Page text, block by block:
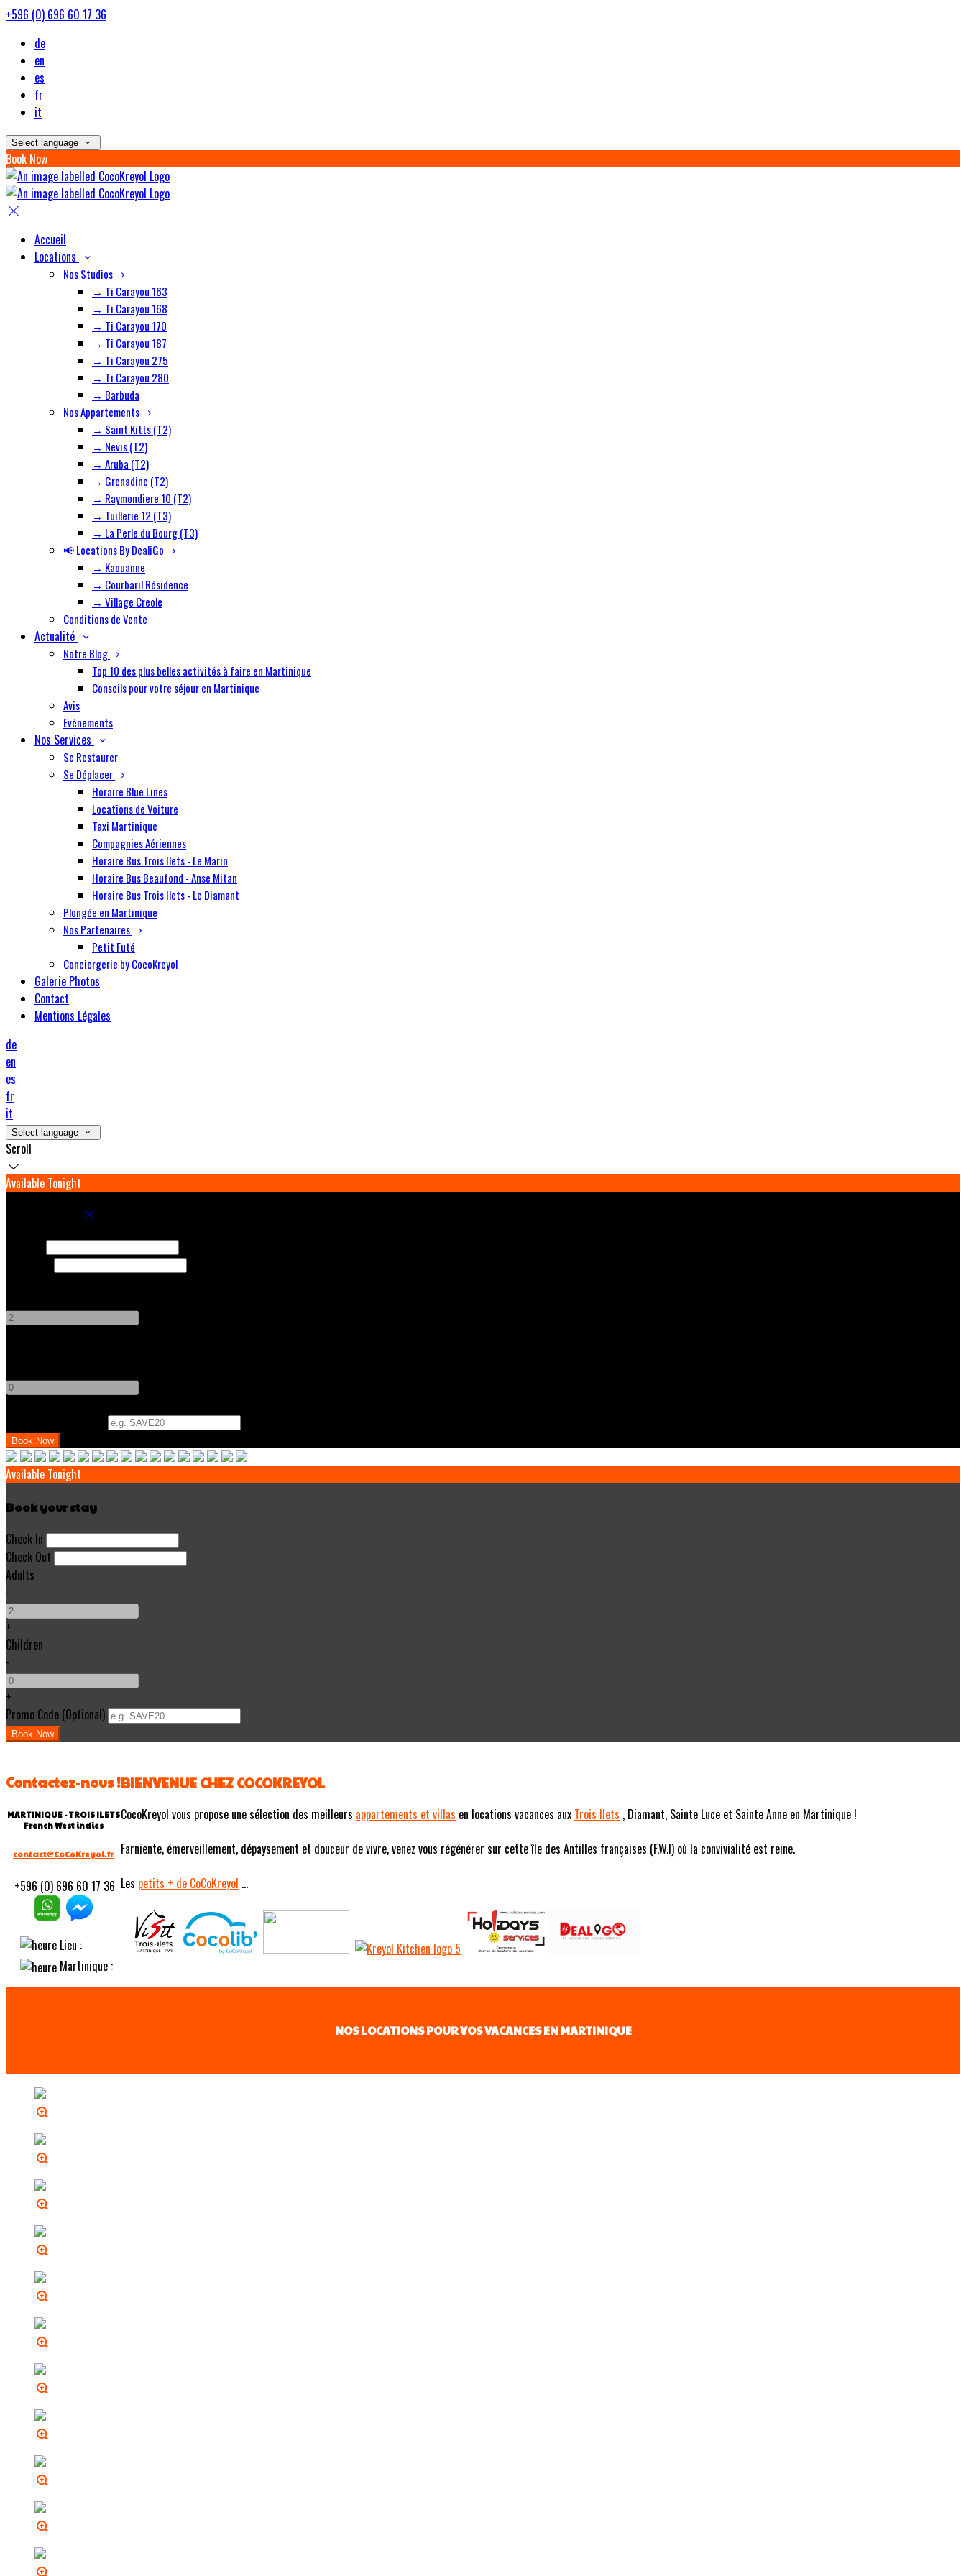
+596 (0) 696 60 17 36
de
en
es
fr
it
Select language
Book Now
Accueil
Locations
Nos Studios
→ Ti Carayou 163
→ Ti Carayou 168
→ Ti Carayou 170
→ Ti Carayou 187
→ Ti Carayou 275
→ Ti Carayou 280
→ Barbuda
Nos Appartements
→ Saint Kitts (T2)
→ Nevis (T2)
→ Aruba (T2)
→ Grenadine (T2)
→ Raymondiere 10 (T2)
→ Tuillerie 12 (T3)
→ La Perle du Bourg (T3)
📢 Locations By DealiGo
→ Kaouanne
→ Courbaril Résidence
→ Village Creole
Conditions de Vente
Actualité
Notre Blog
Top 10 des plus belles activités à faire en Martinique
Conseils pour votre séjour en Martinique
Avis
Evénements
Nos Services
Se Restaurer
Se Déplacer
Horaire Blue Lines
Locations de Voiture
Taxi Martinique
Compagnies Aériennes
Horaire Bus Trois Ilets - Le Marin
Horaire Bus Beaufond - Anse Mitan
Horaire Bus Trois Ilets - Le Diamant
Plongée en Martinique
Nos Partenaires
Petit Futé
Conciergerie by CocoKreyol
Galerie Photos
Contact
Mentions Légales
de
en
es
fr
it
Select language
Scroll
Available Tonight
Available Tonight
Book your stay
Check In
Check Out
Adults
-
+
Children
-
+
Promo Code (Optional)
Contactez-nous !
MARTINIQUE - TROIS ILETS
French West indies
contact@CoCoKreyol.fr
+596 (0) 696 60 17 36
Lieu :
Martinique :
BIENVENUE CHEZ COCOKREYOL
CocoKreyol vous propose une sélection des meilleurs appartements et villas en locations vacances aux Trois Ilets , Diamant, Sainte Luce et Sainte Anne en Martinique !
Farniente, émerveillement, dépaysement et douceur de vivre, venez vous régénérer sur cette île des Antilles françaises (F.W.I) où la convivialité est reine.
Les petits + de CoCoKreyol ...
NOS LOCATIONS POUR VOS VACANCES EN MARTINIQUE